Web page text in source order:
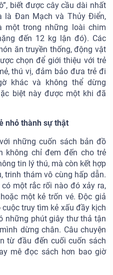
biết được cây cầu dài nhất
là Đan Mạch và Thủy Điển,
một trong những loài chim
đến 12 kg lận đó). Các
ăn truyền thống, động vật
chọn để giới thiệu với trẻ
thú vị, đảm bảo đưa trẻ đi
khác và không thể dừng
biệt này được một khi đã
nhỏ thành sự thật
những cuốn sách bản đồ
không chỉ đem đến cho trẻ
tin lý thú, mà còn kết hợp
trinh thám vô cùng hấp dẫn.
một rắc rối nào đó xảy ra,
một kẻ trốn vé. Độc giả
truy tìm kẻ xấu đầy kịch
những phút giây thư thả tận
dừng chân. Câu chuyện
từ đầu đến cuối cuốn sách
mê đọc sách hơn bao giờ